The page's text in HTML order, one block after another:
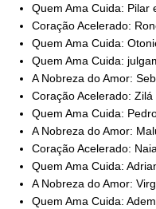
Quem Ama Cuida: Pilar
Coração Acelerado:
Quem Ama Cuida:
Quem Ama Cuida:
A Nobreza do Amor:
Coração Acelerado: Zilá
Quem Ama Cuida:
A Nobreza do Amor:
Coração Acelerado:
Quem Ama Cuida:
A Nobreza do Amor:
Quem Ama Cuida: